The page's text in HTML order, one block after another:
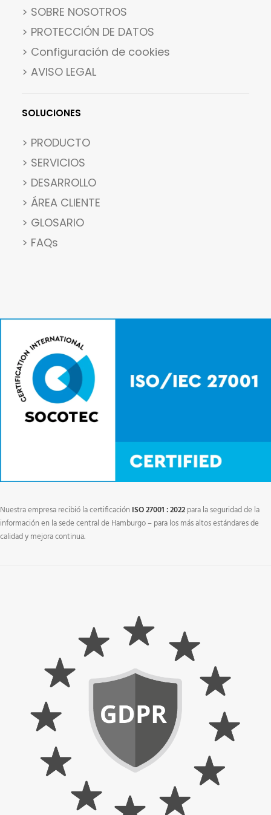
> SOBRE NOSOTROS
> PROTECCIÓN DE DATOS
> Configuración de cookies
> AVISO LEGAL
SOLUCIONES
> PRODUCTO
> SERVICIOS
> DESARROLLO
> ÁREA CLIENTE
> GLOSARIO
> FAQs
Nuestra empresa recibió la certificación ISO 27001 : 2022para la seguridad de la
información en la sede central de Hamburgo – para los más altos estándares de
calidad y mejora continua.